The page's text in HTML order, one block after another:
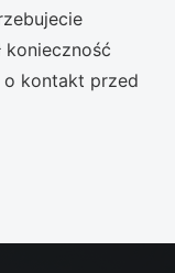
konieczność
kontakt przed